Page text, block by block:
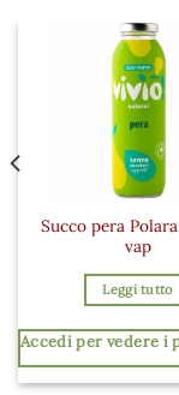
Succo pera
vap
Leggi tutto
Accedi per vedere i